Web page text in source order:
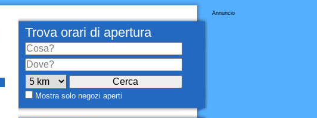
Annuncio
Trova orari di apertura
Mostra solo negozi aperti